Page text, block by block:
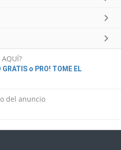
AQUÍ?
GRATIS o PRO! TOME EL
del anuncio